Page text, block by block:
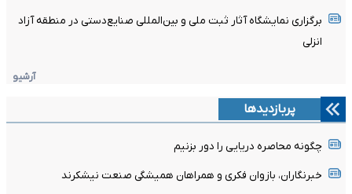
برگزاری نمایشگاه آثار ثبت ملی و بین‌المللی صنایع‌دستی در منطقه آزاد
انزلی
آرشیو
پربازدیدها
چگونه محاصره دریایی را دور بزنیم
خبرنگاران، بازوان فکری و همراهان همیشگی صنعت نیشکرند